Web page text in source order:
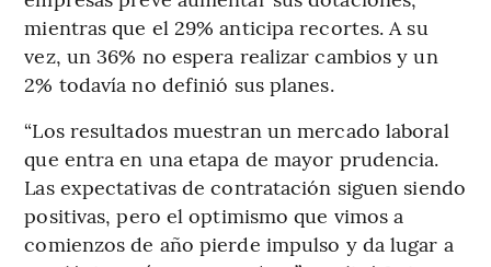
mientras que el 29% anticipa recortes. A su
vez, un 36% no espera realizar cambios y un
2% todavía no definió sus planes.
“Los resultados muestran un mercado laboral
que entra en una etapa de mayor prudencia.
Las expectativas de contratación siguen siendo
positivas, pero el optimismo que vimos a
comienzos de año pierde impulso y da lugar a